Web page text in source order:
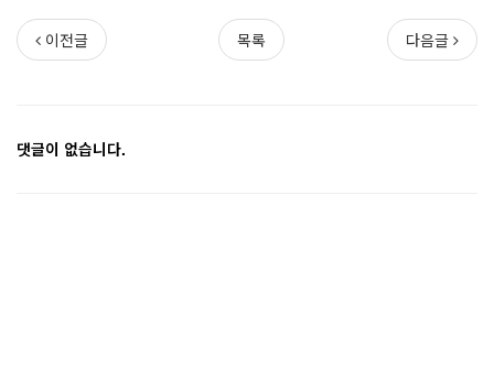
이전글 목록 다음글
댓글이 없습니다.